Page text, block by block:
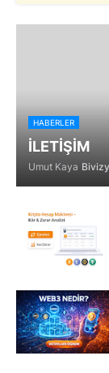
HABERLER
İLETİŞİM
Umut Kaya